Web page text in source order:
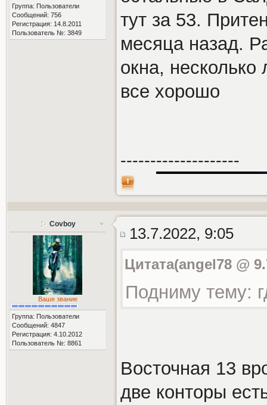
Группа: Пользователи
Сообщений: 756
Регистрация: 14.8.2011
Пользователь №: 3849
тут за 53.
месяца назад.
окна, несколько
все хорошо
--------------------
Covboy
Ваше звание
Группа: Пользователи
Сообщений: 4847
Регистрация: 4.10.2012
Пользователь №: 8861
13.7.2022, 9:05
Цитата(angel78 @
Подниму тему:
Восточная 13
две конторы